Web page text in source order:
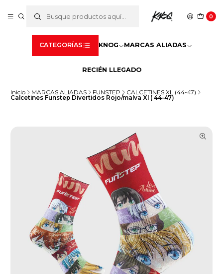
0
CATEGORÍAS KNOG MARCAS ALIADAS
RECIÉN LLEGADO
Inicio MARCAS ALIADAS FUNSTEP CALCETINES XL (44-47)
Calcetines Funstep Divertidos Rojo/malva Xl ( 44-47)